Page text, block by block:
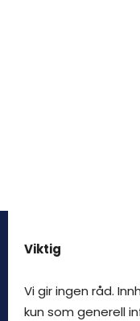
Viktig
Vi gir ingen råd.
kun som generell